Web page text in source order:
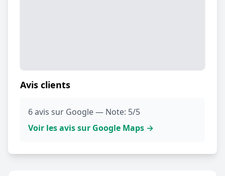
Avis clients
6 avis sur Google — Note: 5/5
Voir les avis sur Google Maps →